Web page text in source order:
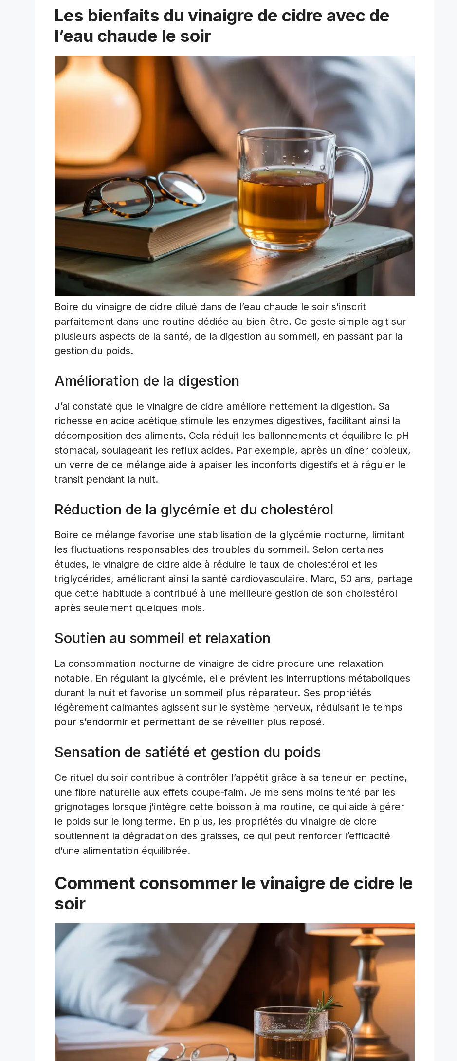
Les bienfaits du vinaigre de cidre avec de
l’eau chaude le soir
Boire du vinaigre de cidre dilué dans de l’eau chaude le soir s’inscrit
parfaitement dans une routine dédiée au bien-être. Ce geste simple agit sur
plusieurs aspects de la santé, de la digestion au sommeil, en passant par la
gestion du poids.
Amélioration de la digestion
J’ai constaté que le vinaigre de cidre améliore nettement la digestion. Sa
richesse en acide acétique stimule les enzymes digestives, facilitant ainsi la
décomposition des aliments. Cela réduit les ballonnements et équilibre le pH
stomacal, soulageant les reflux acides. Par exemple, après un dîner copieux,
un verre de ce mélange aide à apaiser les inconforts digestifs et à réguler le
transit pendant la nuit.
Réduction de la glycémie et du cholestérol
Boire ce mélange favorise une stabilisation de la glycémie nocturne, limitant
les fluctuations responsables des troubles du sommeil. Selon certaines
études, le vinaigre de cidre aide à réduire le taux de cholestérol et les
triglycérides, améliorant ainsi la santé cardiovasculaire. Marc, 50 ans, partage
que cette habitude a contribué à une meilleure gestion de son cholestérol
après seulement quelques mois.
Soutien au sommeil et relaxation
La consommation nocturne de vinaigre de cidre procure une relaxation
notable. En régulant la glycémie, elle prévient les interruptions métaboliques
durant la nuit et favorise un sommeil plus réparateur. Ses propriétés
légèrement calmantes agissent sur le système nerveux, réduisant le temps
pour s’endormir et permettant de se réveiller plus reposé.
Sensation de satiété et gestion du poids
Ce rituel du soir contribue à contrôler l’appétit grâce à sa teneur en pectine,
une fibre naturelle aux effets coupe-faim. Je me sens moins tenté par les
grignotages lorsque j’intègre cette boisson à ma routine, ce qui aide à gérer
le poids sur le long terme. En plus, les propriétés du vinaigre de cidre
soutiennent la dégradation des graisses, ce qui peut renforcer l’efficacité
d’une alimentation équilibrée.
Comment consommer le vinaigre de cidre le
soir